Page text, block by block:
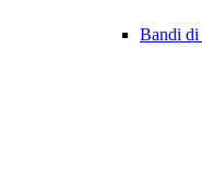
Bandi di